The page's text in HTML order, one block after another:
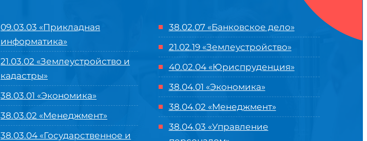
09.03.03 «Прикладная
информатика»
21.03.02 «Землеустройство и
кадастры»
38.03.01 «Экономика»
38.03.02 «Менеджмент»
38.03.04 «Государственное и
38.02.07 «Банковское дело»
21.02.19 «Землеустройство»
40.02.04 «Юриспруденция»
38.04.01 «Экономика»
38.04.02 «Менеджмент»
38.04.03 «Управление